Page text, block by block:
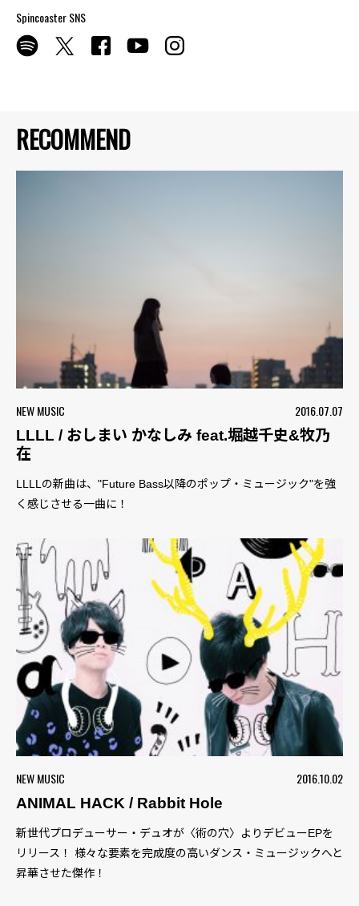
RECOMMEND
NEW MUSIC
2016.07.07
LLLL / おしまい かなしみ feat.堀越千史&牧乃
在
LLLLの新曲は、"Future Bass以降のポップ・ミュージック"を強
く感じさせる一曲に！
NEW MUSIC
2016.10.02
ANIMAL HACK / Rabbit Hole
新世代プロデューサー・デュオが〈術の穴〉よりデビューEPを
リリース！ 様々な要素を完成度の高いダンス・ミュージックへと
昇華させた傑作！
Spincoaster SNS